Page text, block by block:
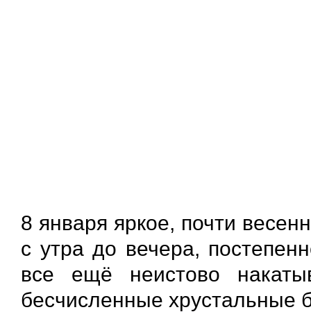
8 января яркое, почти
с утра до вечера,
все ещё неистово
бесчисленные хрустальные